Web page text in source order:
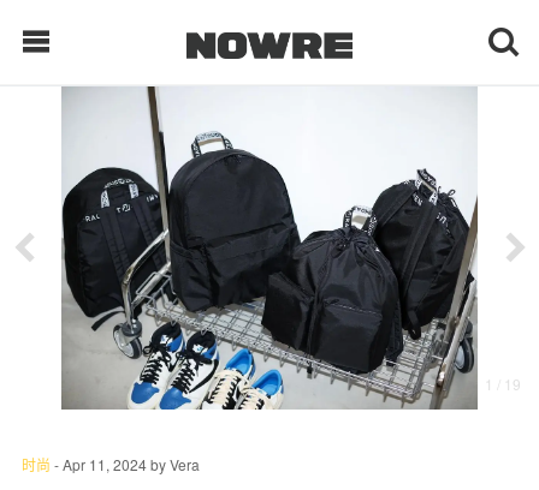
每日鲜榨
现客视点
每日栏目
时 尚
球 鞋
1 / 19
时尚 -Apr 11, 2024byVera